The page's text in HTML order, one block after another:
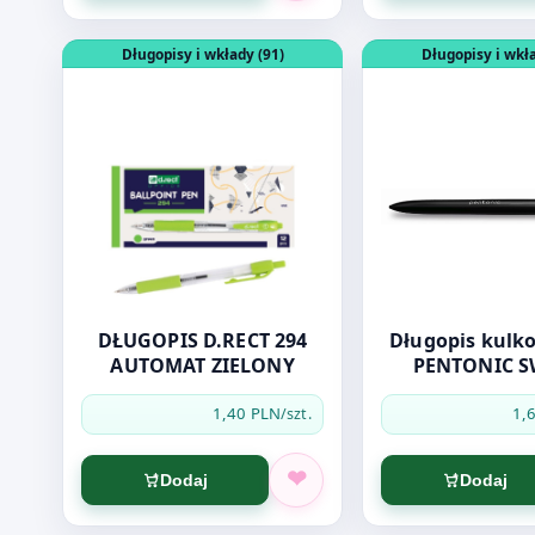
Otwórz produkt: DŁUGOPIS D.RECT 294 AUTOMAT
Długopisy i wkłady (91)
DŁUGOPIS D.RECT 294
AUTOMAT ZIELONY
1,40 PLN/szt.
Dodaj
Otwórz produkt:
Długopisy i
Długopis kulkowy
PENTONIC
Dodaj